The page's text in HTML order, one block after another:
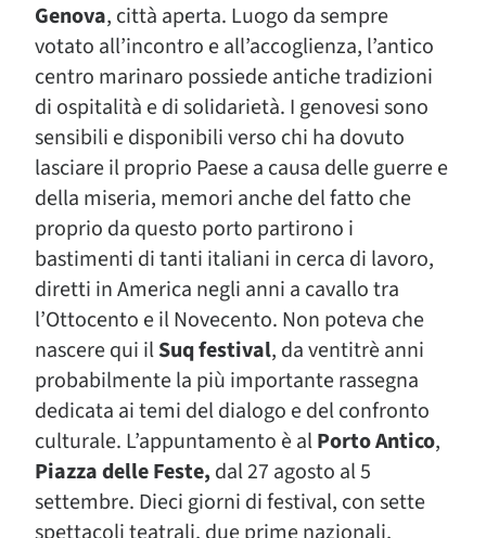
Genova, città aperta. Luogo da sempre
votato all’incontro e all’accoglienza, l’antico
centro marinaro possiede antiche tradizioni
di ospitalità e di solidarietà. I genovesi sono
sensibili e disponibili verso chi ha dovuto
lasciare il proprio Paese a causa delle guerre e
della miseria, memori anche del fatto che
proprio da questo porto partirono i
bastimenti di tanti italiani in cerca di lavoro,
diretti in America negli anni a cavallo tra
l’Ottocento e il Novecento. Non poteva che
nascere qui ilSuq festival, da ventitrè anni
probabilmente la più importante rassegna
dedicata ai temi del dialogo e del confronto
culturale. L’appuntamento è alPorto Antico,
Piazza delle Feste, dal 27 agosto al 5
settembre. Dieci giorni di festival, con sette